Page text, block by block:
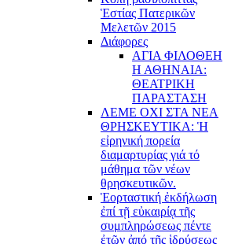
Ἑστίας Πατερικῶν
Μελετῶν 2015
Διάφορες
ΑΓΙΑ ΦΙΛΟΘΕΗ
Η ΑΘΗΝΑΙΑ:
ΘΕΑΤΡΙΚΗ
ΠΑΡΑΣΤΑΣΗ
ΛΕΜΕ ΟΧΙ ΣΤΑ ΝΕΑ
ΘΡΗΣΚΕΥΤΙΚΑ: Ἡ
εἰρηνική πορεία
διαμαρτυρίας γιά τό
μάθημα τῶν νέων
θρησκευτικῶν.
Ἑορταστική ἐκδήλωση
ἐπί τῇ εὐκαιρίᾳ τῆς
συμπληρώσεως πέντε
ἐτῶν ἀπό τῆς ἱδρύσεως